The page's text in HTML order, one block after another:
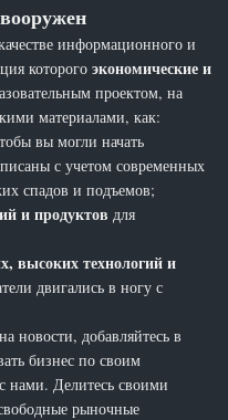
информационного и
которогоэкономические и
проектом, на
материалами, как:
вы могли начать
с учетом современных
спадов и подъемов;
и продуктов для
высоких технологий и
двигались в ногу с
новости, добавляйтесь в
бизнес по своим
нами. Делитесь своими
рыночные